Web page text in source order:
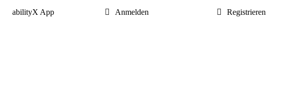
abilityX App Anmelden Registrieren